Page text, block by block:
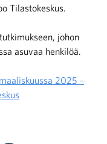
Tilastokeskus.
johon
asuvaa henkilöä.
2025 –